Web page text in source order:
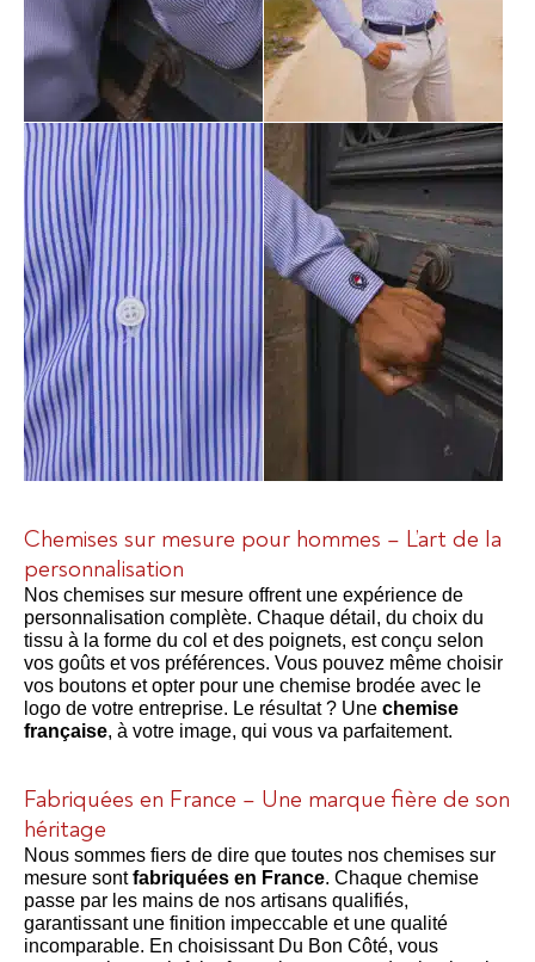
Chemises sur mesure pour hommes – L’art de la
personnalisation
Nos chemises sur mesure offrent une expérience de
personnalisation complète. Chaque détail, du choix du
tissu à la forme du col et des poignets, est conçu selon
vos goûts et vos préférences. Vous pouvez même choisir
vos boutons et opter pour une chemise brodée avec le
logo de votre entreprise. Le résultat ? Une chemise
française, à votre image, qui vous va parfaitement.
Fabriquées en France – Une marque fière de son
héritage
Nous sommes fiers de dire que toutes nos chemises sur
mesure sontfabriquées en France. Chaque chemise
passe par les mains de nos artisans qualifiés,
garantissant une finition impeccable et une qualité
incomparable. En choisissant Du Bon Côté, vous